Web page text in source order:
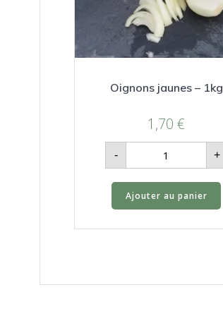
Oignons jaunes – 1kg
1,70 €
-
quantité
de
Oignons
1kg
+
Ajouter au panier